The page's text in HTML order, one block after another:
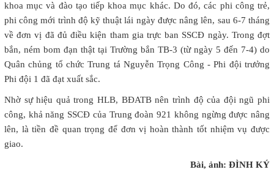
khoa mục và đào tạo tiếp khoa mục khác. Do đó, các phi công trẻ,
phi công mới trình độ kỹ thuật lái ngày được nâng lên, sau 6-7 tháng
về đơn vị đã đủ điều kiện tham gia trực ban SSCĐ ngày. Trong đợt
bắn, ném bom đạn thật tại Trường bắn TB-3 (từ ngày 5 đến 7-4) do
Quân chủng tổ chức Trung tá Nguyễn Trọng Công - Phi đội trưởng
Phi đội 1 đã đạt xuất sắc.
Nhờ sự hiệu quả trong HLB, BĐATB nên trình độ của đội ngũ phi
công, khả năng SSCĐ của Trung đoàn 921 không ngừng được nâng
lên, là tiền đề quan trọng để đơn vị hoàn thành tốt nhiệm vụ được
giao.
Bài, ảnh: ĐÌNH KÝ